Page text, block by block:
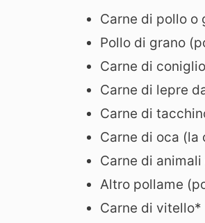
Carne di pollo o
Pollo di grano
Carne di coniglio
Carne di lepre
Carne di
Carne di oca (la
Carne di
Altro pollame
Carne di vitello*